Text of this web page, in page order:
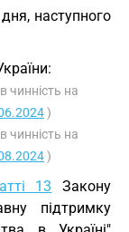
наступного
чинність на
)
чинність на
)
13 Закону
підтримку